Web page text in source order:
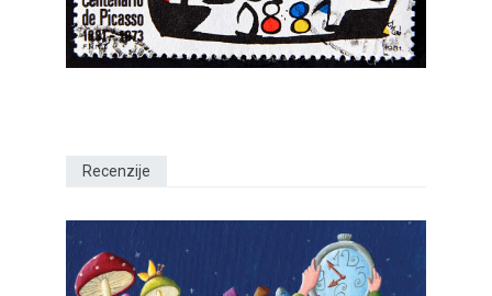
Recenzije